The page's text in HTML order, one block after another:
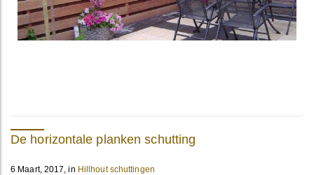
De horizontale planken schutting
6 Maart, 2017, in Hillhout schuttingen